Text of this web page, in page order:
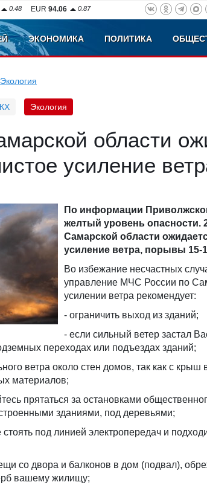
0.48 EUR 94.06 0.87
ЭКОНОМИКА ПОЛИТИКА
Экология
Экология
области
усиление
По информации
желтый уровень опасности.
Самарской области
усиление ветра, порывы 15-
Во избежание несчастных
управление МЧС России по
усилении ветра рекомендует:
- ограничить выход из зданий;
- если сильный ветер застал
переходах или подъездах зданий;
ветра около стен домов, так как с
материалов;
прятаться за остановками
зданиями, под деревьями;
под линией электропередач и
со двора и балконов в дом (подвал),
вашему жилищу;